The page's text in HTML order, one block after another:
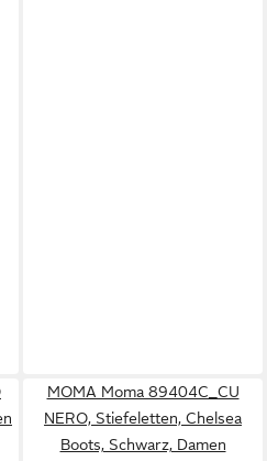
MOMA Moma 89404C_CU
NERO, Stiefeletten, Chelsea
Boots, Schwarz, Damen